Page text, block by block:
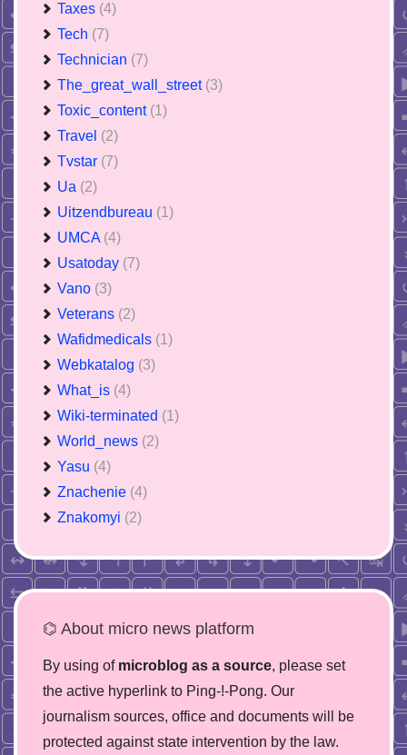
Taxes (4)
Tech (7)
Technician (7)
The_great_wall_street (3)
Toxic_content (1)
Travel (2)
Tvstar (7)
Ua (2)
Uitzendbureau (1)
UMCA (4)
Usatoday (7)
Vano (3)
Veterans (2)
Wafidmedicals (1)
Webkatalog (3)
What_is (4)
Wiki-terminated (1)
World_news (2)
Yasu (4)
Znachenie (4)
Znakomyi (2)
⌬ About micro news platform
By using of microblog as a source, please set
the active hyperlink to Ping-!-Pong. Our
journalism sources, office and documents will be
protected against state intervention by the law.